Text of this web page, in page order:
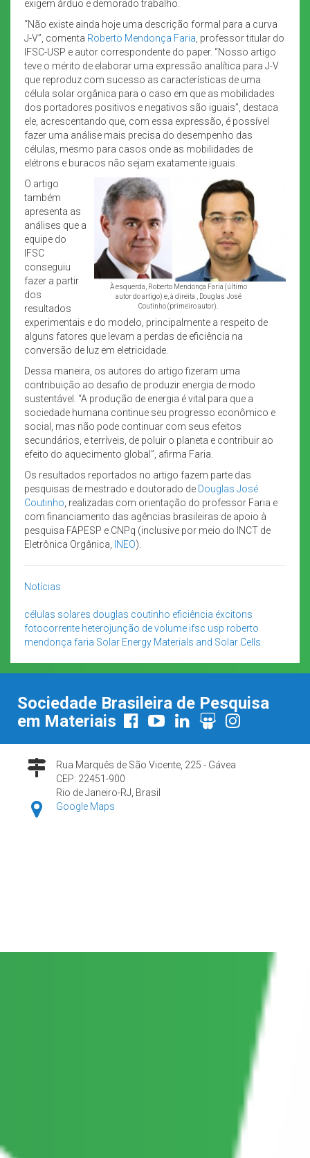
exigem árduo e demorado trabalho.
“Não existe ainda hoje uma descrição formal para a curva
J-V”, comenta Roberto Mendonça Faria , professor titular do
IFSC-USP e autor correspondente do paper. “Nosso artigo
teve o mérito de elaborar uma expressão analítica para J-V
que reproduz com sucesso as características de uma
célula solar orgânica para o caso em que as mobilidades
dos portadores positivos e negativos são iguais”, destaca
ele, acrescentando que, com essa expressão, é possível
fazer uma análise mais precisa do desempenho das
células, mesmo para casos onde as mobilidades de
elétrons e buracos não sejam exatamente iguais.
À esquerda, Roberto Mendonça Faria (último
autor do artigo) e, à direita , Douglas José
Coutinho (primeiro autor).
O artigo
também
apresenta as
análises que a
equipe do
IFSC
conseguiu
fazer a partir
dos
resultados
experimentais e do modelo, principalmente a respeito de
alguns fatores que levam a perdas de eficiência na
conversão de luz em eletricidade.
Dessa maneira, os autores do artigo fizeram uma
contribuição ao desafio de produzir energia de modo
sustentável. “A produção de energia é vital para que a
sociedade humana continue seu progresso econômico e
social, mas não pode continuar com seus efeitos
secundários, e terríveis, de poluir o planeta e contribuir ao
efeito do aquecimento global”, afirma Faria.
Os resultados reportados no artigo fazem parte das
pesquisas de mestrado e doutorado de Douglas José
Coutinho , realizadas com orientação do professor Faria e
com financiamento das agências brasileiras de apoio à
pesquisa FAPESP e CNPq (inclusive por meio do INCT de
Eletrônica Orgânica,
INEO).
Notícias
células solares douglas coutinho eficiência éxcitons
fotocorrente heterojunção de volume ifsc usp roberto
mendonça faria Solar Energy Materials and Solar Cells
Sociedade Brasileira de Pesquisa
em Materiais
Rua Marquês de São Vicente, 225 - Gávea
CEP: 22451-900
Rio de Janeiro-RJ, Brasil
Google Maps